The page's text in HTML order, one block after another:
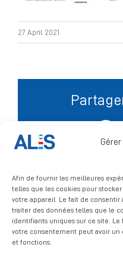
Afin de fournir les meilleures
telles que les cookies pour
votre appareil. Le fait de
traiter des données telles que le
identifiants uniques sur ce site.
votre consentement peut avoir
et fonctions.
Signalement
27 April 2021